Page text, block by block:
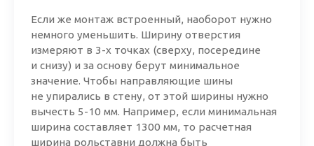
Если же монтаж встроенный, наоборот нужно
немного уменьшить. Ширину отверстия
измеряют в 3-х точках (сверху, посередине
и снизу) и за основу берут минимальное
значение. Чтобы направляющие шины
не упирались в стену, от этой ширины нужно
вычесть 5-10 мм. Например, если минимальная
ширина составляет 1300 мм, то расчетная
ширина рольставни должна быть